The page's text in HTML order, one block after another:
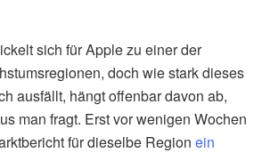
sich für Apple zu einer der
doch wie stark dieses
ausfällt, hängt offenbar davon ab,
man fragt. Erst vor wenigen Wochen
für dieselbe Region ein